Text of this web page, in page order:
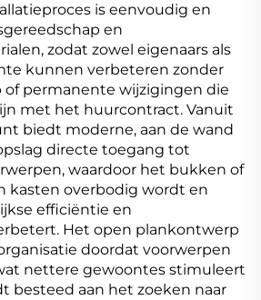
is eenvoudig en
en
zodat zowel eigenaars als
kunnen verbeteren zonder
of permanente wijzigingen die
met het huurcontract. Vanuit
biedt moderne, aan de wand
directe toegang tot
waardoor het bukken of
kasten overbodig wordt en
efficiëntie en
Het open plankontwerp
doordat voorwerpen
nettere gewoontes stimuleert
besteed aan het zoeken naar